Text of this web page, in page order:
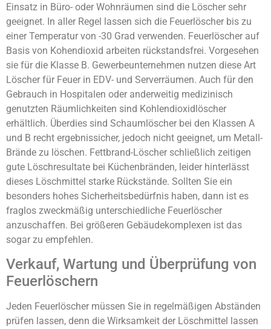
Einsatz in Büro- oder Wohnräumen sind die Löscher sehr
geeignet. In aller Regel lassen sich die Feuerlöscher bis zu
einer Temperatur von -30 Grad verwenden. Feuerlöscher auf
Basis von Kohendioxid arbeiten rückstandsfrei. Vorgesehen
sie für die Klasse B. Gewerbeunternehmen nutzen diese Art
Löscher für Feuer in EDV- und Serverräumen. Auch für den
Gebrauch in Hospitalen oder anderweitig medizinisch
genutzten Räumlichkeiten sind Kohlendioxidlöscher
erhältlich. Überdies sind Schaumlöscher bei den Klassen A
und B recht ergebnissicher, jedoch nicht geeignet, um Metall-
Brände zu löschen. Fettbrand-Löscher schließlich zeitigen
gute Löschresultate bei Küchenbränden, leider hinterlässt
dieses Löschmittel starke Rückstände. Sollten Sie ein
besonders hohes Sicherheitsbedürfnis haben, dann ist es
fraglos zweckmäßig unterschiedliche Feuerlöscher
anzuschaffen. Bei größeren Gebäudekomplexen ist das
sogar zu empfehlen.
Verkauf, Wartung und Überprüfung von
Feuerlöschern
Jeden Feuerlöscher müssen Sie in regelmäßigen Abständen
prüfen lassen, denn die Wirksamkeit der Löschmittel lassen